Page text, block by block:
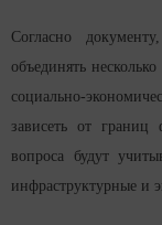
Согласно
объединять
социально-
зависеть от
вопроса будут
инфраструктурные и